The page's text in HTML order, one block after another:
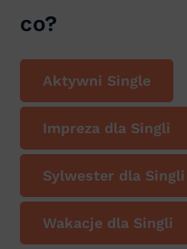
co?
Aktywni Single
Impreza dla Singli
Sylwester dla Singli
Wakacje dla Singli